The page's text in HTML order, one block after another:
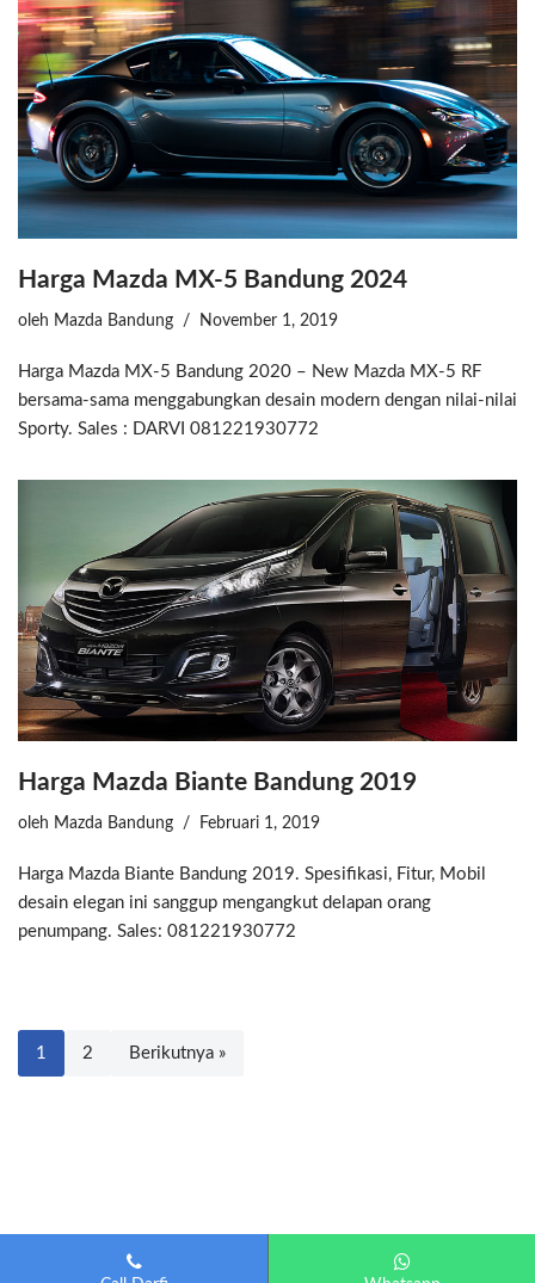
Harga Mazda MX-5 Bandung 2024
oleh Mazda Bandung November 1, 2019
Harga Mazda MX-5 Bandung 2020 – New Mazda MX-5 RF
bersama-sama menggabungkan desain modern dengan nilai-nilai
Sporty. Sales : DARVI 081221930772
Harga Mazda Biante Bandung 2019
oleh Mazda Bandung Februari 1, 2019
Harga Mazda Biante Bandung 2019. Spesifikasi, Fitur, Mobil
desain elegan ini sanggup mengangkut delapan orang
penumpang. Sales: 081221930772
1 2 Berikutnya »